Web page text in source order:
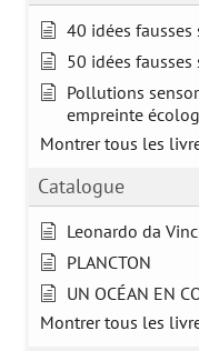
40 idées fausses
50 idées fausses
Pollutions
empreinte
Montrer tous les
Catalogue
Leonardo da
PLANCTON
UN OCÉAN EN
Montrer tous les